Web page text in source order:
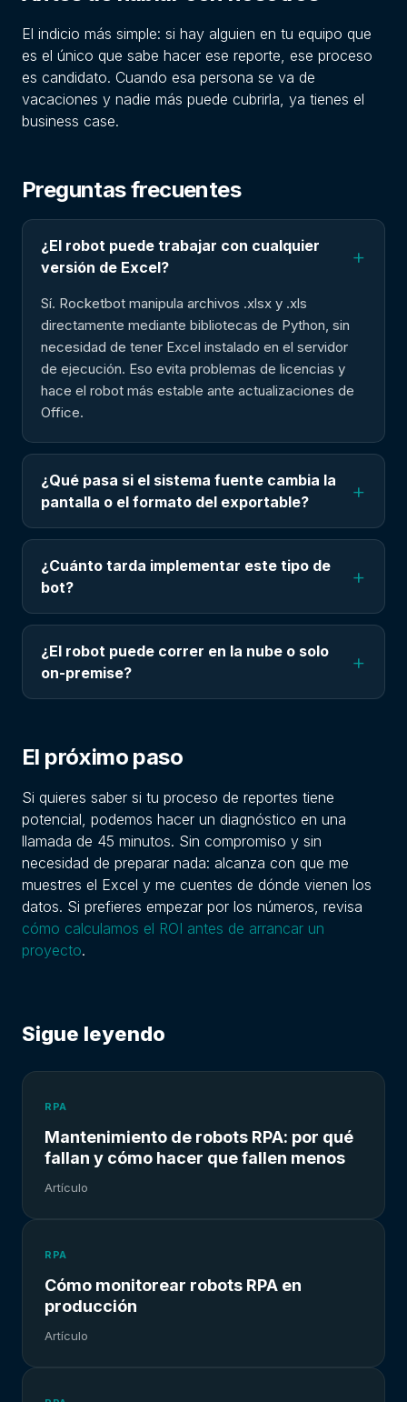
El indicio más simple: si hay alguien en tu equipo que
es el único que sabe hacer ese reporte, ese proceso
es candidato. Cuando esa persona se va de
vacaciones y nadie más puede cubrirla, ya tienes el
business case.
Preguntas frecuentes
¿El robot puede trabajar con cualquier
versión de Excel?
+
Sí. Rocketbot manipula archivos .xlsx y .xls
directamente mediante bibliotecas de Python, sin
necesidad de tener Excel instalado en el servidor
de ejecución. Eso evita problemas de licencias y
hace el robot más estable ante actualizaciones de
Office.
¿Qué pasa si el sistema fuente cambia la
pantalla o el formato del exportable?
+
¿Cuánto tarda implementar este tipo de
bot?
+
¿El robot puede correr en la nube o solo
on-premise?
+
El próximo paso
Si quieres saber si tu proceso de reportes tiene
potencial, podemos hacer un diagnóstico en una
llamada de 45 minutos. Sin compromiso y sin
necesidad de preparar nada: alcanza con que me
muestres el Excel y me cuentes de dónde vienen los
datos. Si prefieres empezar por los números, revisa
cómo calculamos el ROI antes de arrancar un
proyecto.
Sigue leyendo
RPA
Mantenimiento de robots RPA: por qué
fallan y cómo hacer que fallen menos
Artículo
RPA
Cómo monitorear robots RPA en
producción
Artículo